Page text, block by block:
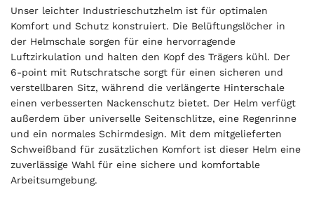
€
Unser leichter Industrieschutzhelm ist für optimalen
Komfort und Schutz konstruiert. Die Belüftungslöcher in
der Helmschale sorgen für eine hervorragende
Luftzirkulation und halten den Kopf des Trägers kühl. Der
6-point mit Rutschratsche sorgt für einen sicheren und
verstellbaren Sitz, während die verlängerte Hinterschale
einen verbesserten Nackenschutz bietet. Der Helm verfügt
außerdem über universelle Seitenschlitze, eine Regenrinne
und ein normales Schirmdesign. Mit dem mitgelieferten
Schweißband für zusätzlichen Komfort ist dieser Helm eine
zuverlässige Wahl für eine sichere und komfortable
Arbeitsumgebung.